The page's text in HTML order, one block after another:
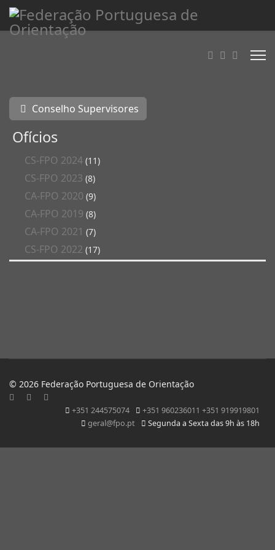
Conselho Supervisores
Ofícios
CS-FPO 2024 (11)
CS-FPO 2023 (8)
CA-FPO 2020 (9)
CA-FPO 2019 (8)
CA-FPO 2021 (7)
CS-FPO 2022 (17)
© 2026 Federação Portuguesa de Orientação
+351 244575074
+351 960236011 +351 919919801
geral@fpo.pt
Segunda a Sexta das 9h às 18h